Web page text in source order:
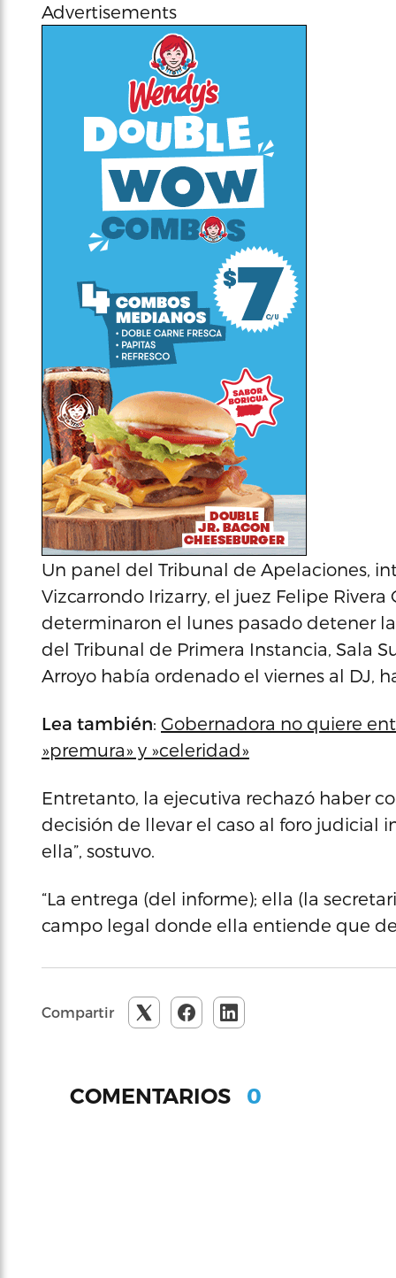
Advertisements
Un panel del Tribunal de Apelaciones,
Vizcarrondo Irizarry, el juez Felipe
determinaron el lunes pasado detener
del Tribunal de Primera Instancia, Sala
Arroyo había ordenado el viernes al DJ,
Lea también: Gobernadora no quiere
»premura» y »celeridad»
Entretanto, la ejecutiva rechazó haber
decisión de llevar el caso al foro judicial
ella”, sostuvo.
“La entrega (del informe); ella (la
campo legal donde ella entiende que
Compartir
COMENTARIOS 0